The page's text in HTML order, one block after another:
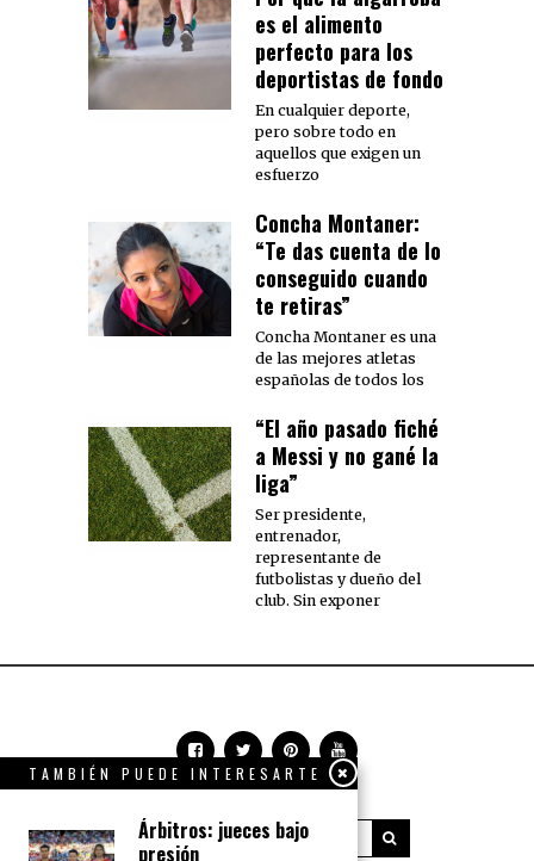
es el alimento
perfecto para los
deportistas de fondo
En cualquier deporte,
pero sobre todo en
aquellos que exigen un
esfuerzo
Concha Montaner:
“Te das cuenta de lo
conseguido cuando
te retiras”
Concha Montaner es una
de las mejores atletas
españolas de todos los
“El año pasado fiché
a Messi y no gané la
liga”
Ser presidente,
entrenador,
representante de
futbolistas y dueño del
club. Sin exponer
TAMBIÉN PUEDE INTERESARTE
Árbitros: jueces bajo
presión